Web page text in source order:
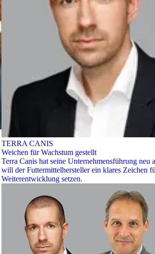
TERRA CANIS
Weichen für Wachstum gestellt
Terra Canis hat seine Unternehmensführung neu
will der Futtermittelhersteller ein klares Zeichen
Weiterentwicklung setzen.